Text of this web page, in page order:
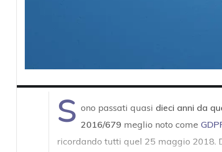
S ono passati quasi dieci anni da
2016/679 meglio noto come
ricordando tutti quel 25 maggio 2018.